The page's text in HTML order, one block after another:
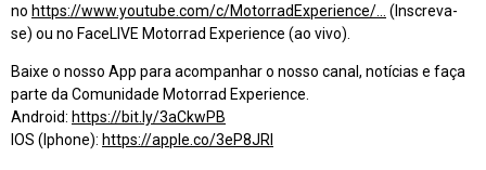
no https://www.youtube.com/c/MotorradExperience/…
(Inscreva-
se) ou no FaceLIVE Motorrad Experience (ao vivo).
Baixe o nosso App para acompanhar o nosso canal, notícias e faça
parte da Comunidade Motorrad Experience.
Android: https://bit.ly/3aCkwPB
IOS (Iphone): https://apple.co/3eP8JRl